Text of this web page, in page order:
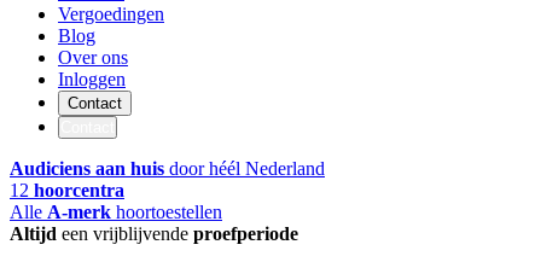
Vergoedingen
Blog
Over ons
Inloggen
Contact
Audiciens aan huis door héél Nederland
12 hoorcentra
Alle A-merk hoortoestellen
Altijd een vrijblijvende proefperiode